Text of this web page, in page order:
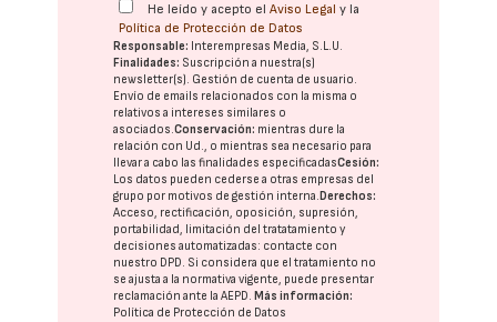
He leído y acepto elAviso Legal y la
Política de Protección de Datos
Responsable: Interempresas Media, S.L.U.
Finalidades: Suscripción a nuestra(s)
newsletter(s). Gestión de cuenta de usuario.
Envío de emails relacionados con la misma o
relativos a intereses similares o
asociados.Conservación: mientras dure la
relación con Ud., o mientras sea necesario para
llevar a cabo las finalidades especificadasCesión:
Los datos pueden cederse a otras empresas del
grupo por motivos de gestión interna. Derechos:
Acceso, rectificación, oposición, supresión,
portabilidad, limitación del tratatamiento y
decisiones automatizadas: contacte con
nuestro DPD. Si considera que el tratamiento no
se ajusta a la normativa vigente, puede presentar
reclamación ante laAEPD. Más información:
Política de Protección de Datos